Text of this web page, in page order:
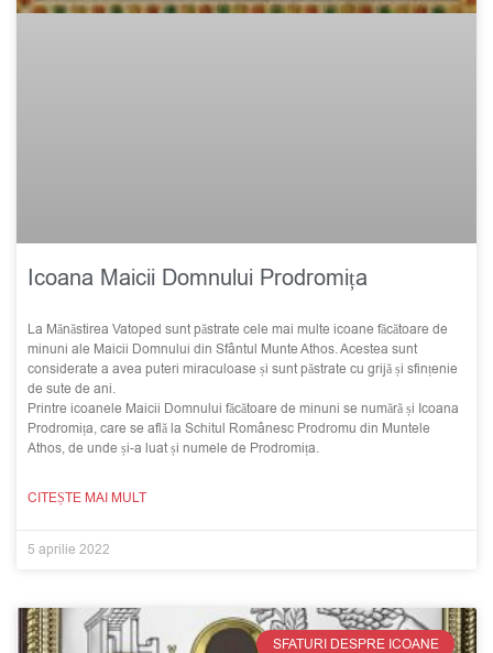
Icoana Maicii Domnului Prodromița
La Mănăstirea Vatoped sunt păstrate cele mai multe icoane făcătoare de
minuni ale Maicii Domnului din Sfântul Munte Athos. Acestea sunt
considerate a avea puteri miraculoase și sunt păstrate cu grijă și sfințenie
de sute de ani.
Printre icoanele Maicii Domnului făcătoare de minuni se numără și Icoana
Prodromița, care se află la Schitul Românesc Prodromu din Muntele
Athos, de unde și-a luat și numele de Prodromița.
CITEȘTE MAI MULT
5 aprilie 2022
SFATURI DESPRE ICOANE